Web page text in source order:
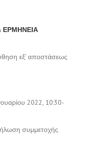
ΕΡΜΗΝΕΙΑ
εξ’ αποστάσεως
2022, 10:30-
συμμετοχής